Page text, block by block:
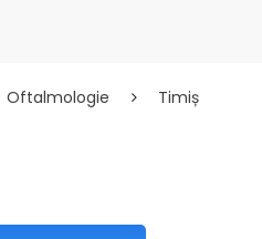
Oftalmologie
Timiș